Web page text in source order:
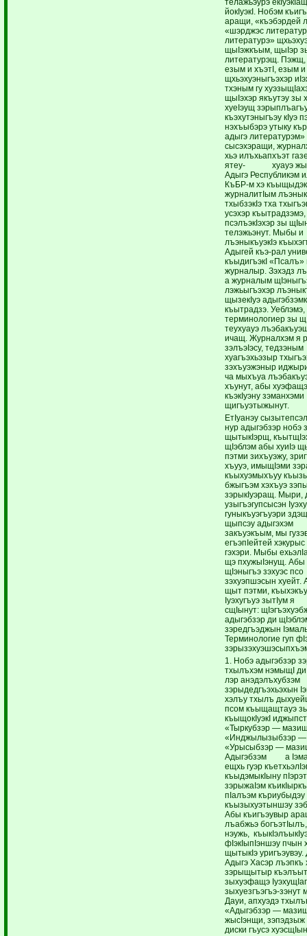
йокIуэкI. Нобэм
аращи, «къэбэрдей
«шэрджэс
литературэ»
щыIэжкъым, щыIэр
литературэщ. Пэжщ,
езым и хъэтI, езым и
щхьэхуэныгъэхэр
тхэным гу
щыIэхэр якъутэу зы
хуеIэущ
къэхутэныгъэу кIуэ
нэхъыбэрэ утыку
адыгэ литературэм»
сысэхэращи,
хьэ илъхьапхъэт
ятеу- хуауэ
Адыгэ Республикэм
КъБР-м хэ
журналитIым
тхыбзэкIэ тха
усэхэр
псэлъэкIэхэр зы
телэжьэнут. Мыбы и
лъэныкъуэкIэ
Адыгей къэ-рал
къыдигъэкI «Псалъ»
журналыр. Зэхэдз
а журналым
лэжьыгъэхэр
щызекIуэ
къытрадзэ.
терминологиер зы
теухуауэ
ичащ. Журналхэм я
зэлъэIэсу, тедзэным
хуагъэхьэзыр
зэхъуэжэныр
ча мыхъуа
хъунут, абы
къэкIуэну зэманхэми
щигъуэтыжынут.
ЕтIуанэу
нур адыгэбзэр нобэ
щытыкIэрщ,
щIэблэм абы хуиIэ
пэтми зихъуэжу,
хъууэ, имыщIэми
къыхуэмыхъуу
бжыгъэм хэхъуэ
зэрыкIуэращ. Мыри,
узыгъэгупсысэн
гуныкъуэгъуэри
щыпсэу
закъуэкъым, мы
егъэпIейтей
гэхэри. Мыбы
щэ пхужыIэнущ. Абы
щIэныгъэ зэхуэс псо
зэхуэпшэсын хуейт.
щыт пэтми,
Iуэхугъуэ зытIум
сщIынут:
адыгэбзэр ди
зэредгъэджын
Терминологие гуп
1. Нобэ адыгэбзэр
тхылъхэм нэмыщI ди
лэр анэдэлъхубзэм
зэрыдедгъэхьэхын
хэлъу тхылъ
псом къыщащтауэ
къыщокIуэкI
«Тыркубзэр —
«Инджылызыбзэр —
«Урысыбзэр —
Адыгэбзэм а
ещхь гуэр
къыдэмыкIыну
зэрыжаIэм
пIалъэм къриубыдэу
къызыхуэтыншэу
Абы къигъэувыр
лъабжьэ
нэужь,
фIэкIыпIэншэу пчын
щытыкIэ уригъэувэу.
Адыгэ Хасэр лъэпкъ
зэрыщытыр
зыхуэфащэ
зыхуезгъэгъэ-зэнут
Дауи, апхуэдэ
«Адыгэбзэр —
жысIэнщи, зэпэдзыж
диски гъусэ